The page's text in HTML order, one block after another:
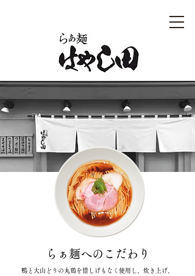
らぁ麺へのこだわり
鴨と大山どりの丸鶏を惜しげもなく使用し、炊き上げ、